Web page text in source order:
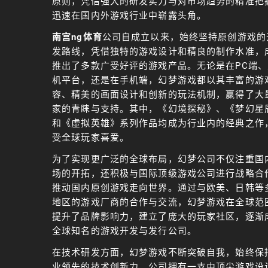
迅速在国内外游戏行业中崭露头角。
南宫ng体育公司自成立以来，始终坚持原创游戏的
发路线，凭借独特的游戏设计和精良的制作水准，
推出了多款广受好评的游戏产品。无论是在PC端
机平台，还是在手机端，幻梦游戏都以其丰富的游
容、精美的画面设计和创新的玩法机制，赢得了大
家的青睐与支持。其中，《幻境探秘》、《梦幻星
和《虚拟英雄》系列作品均成为行业内的经典之作
受全球玩家喜爱。
为了实现更广泛的全球布局，幻梦公司不仅注重国
场的开拓，还积极与国际顶级游戏公司进行战略合
推动国内原创游戏走向世界。通过与欧美、日韩等
地区的游戏厂商的合作与交流，幻梦游戏在全球范
提升了品牌影响力，建立了庞大的玩家社区，逐渐
全球知名的游戏开发与发行公司。
在技术研发方面，幻梦游戏不断突破自我，始终保